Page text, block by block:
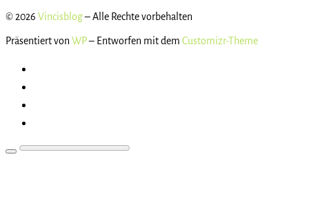
© 2026 Vincisblog– Alle Rechte vorbehalten
Präsentiert von WP– Entworfen mit dem Customizr-Theme